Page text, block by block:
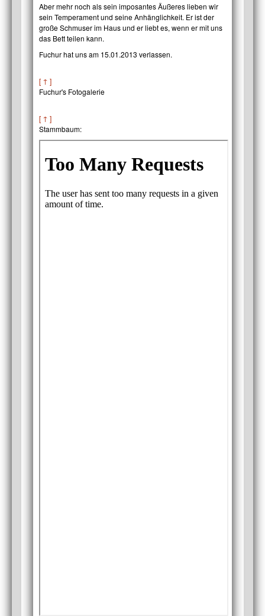
Aber mehr noch als sein imposantes Äußeres lieben wir
sein Temperament und seine Anhänglichkeit. Er ist der
große Schmuser im Haus und er liebt es, wenn er mit uns
das Bett teilen kann.
Fuchur hat uns am 15.01.2013 verlassen.
[ ↑ ]
Fuchur's Fotogalerie
[ ↑ ]
Stammbaum: